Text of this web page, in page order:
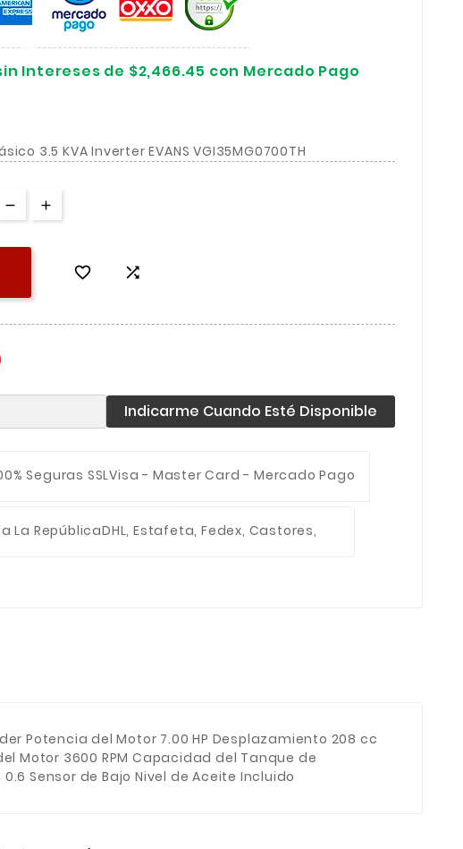
Intereses de $2,466.45 con Mercado Pago
3.5 KVA Inverter EVANS VGI35MG0700TH
 
Indicarme Cuando Esté Disponible
Seguras SSLVisa - Master Card - Mercado Pago
La RepúblicaDHL, Estafeta, Fedex, Castores,
Potencia del Motor 7.00 HP Desplazamiento 208 cc
Motor 3600 RPM Capacidad del Tanque de
Sensor de Bajo Nivel de Aceite Incluido